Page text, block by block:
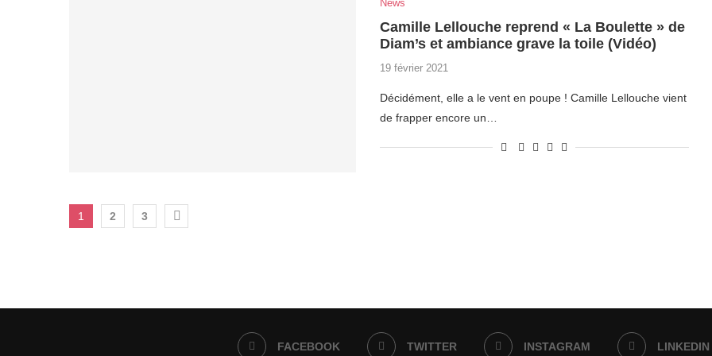
News
Camille Lellouche reprend « La Boulette » de
Diam’s et ambiance grave la toile (Vidéo)
19 février 2021
Décidément, elle a le vent en poupe ! Camille Lellouche vient
de frapper encore un…
1 2 3
FACEBOOK TWITTER INSTAGRAM LINKEDIN